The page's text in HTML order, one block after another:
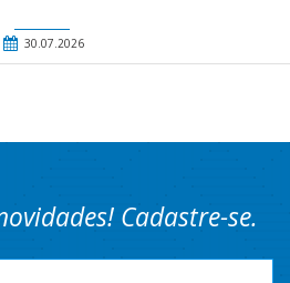
30.07.2026
Cadastre-se.